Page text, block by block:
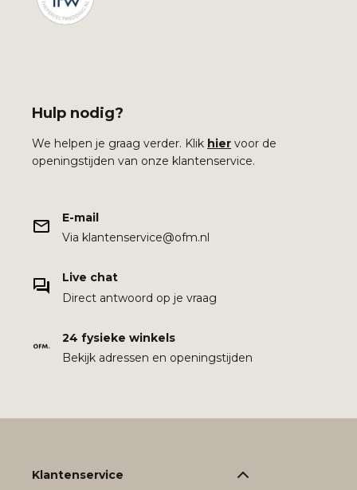
Hulp nodig?
We helpen je graag verder. Klik hier voor de
openingstijden van onze klantenservice.
E-mail
Via klantenservice@ofm.nl
Live chat
Direct antwoord op je vraag
24 fysieke winkels
Bekijk adressen en openingstijden
Klantenservice